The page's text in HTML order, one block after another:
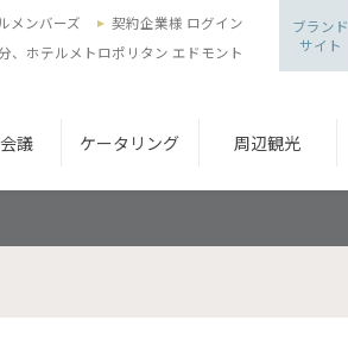
議 ケータリング 周辺観光
メンバーズ
契約企業様 ログイン
、ホテルメトロポリタン エドモント
ブランド
サイト